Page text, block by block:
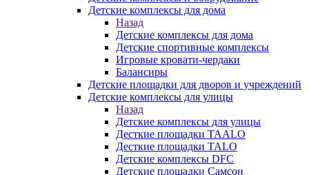
Детские комплексы для дома
Назад
Детские комплексы для дома
Детские спортивные комплексы
Игровые кровати-чердаки
Балансиры
Детские площадки для дворов и учреждений
Детские комплексы для улицы
Назад
Детские комплексы для улицы
Десткие площадки TAALO
Десткие площадки TALO
Детские комплексы DFC
Детские площадки Самсон